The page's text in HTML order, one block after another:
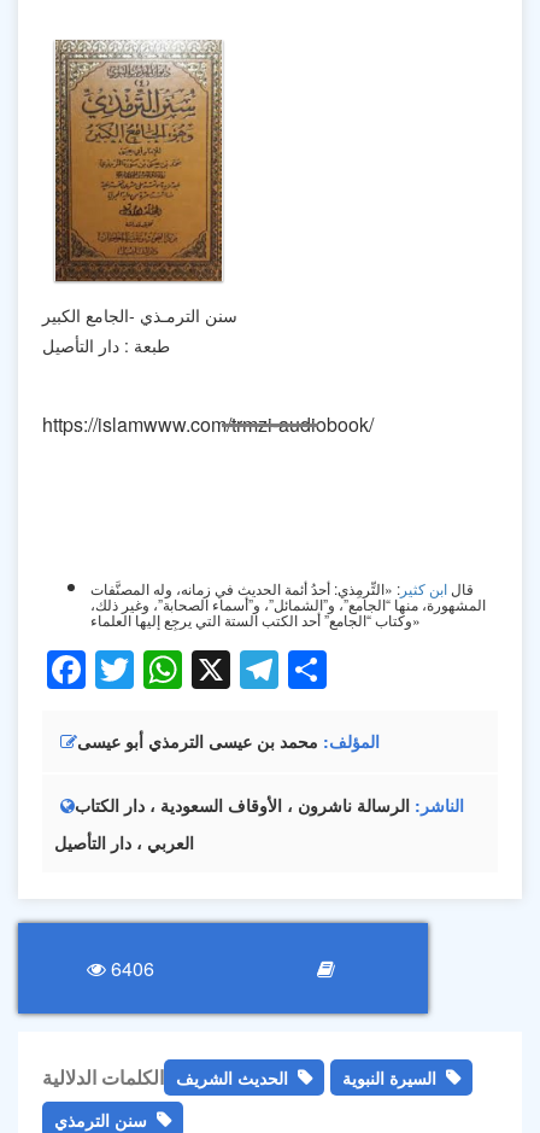
سنن الترمـذي -الجامع الكبير
طبعة : دار التأصيل
https://islamwww.com/trmzi-audiobook/
قال ابن كثير : «التِّرمِذي: أحدُ أئمة الحديث في زمانه، وله المصنَّفات
المشهورة، منها “الجامع”، و”الشمائل”، و”أسماء الصحابة”، وغير ذلك،
وكتاب “الجامع” أحد الكتب الستة التي يرجِع إليها العلماء»
Facebook
Twitter
WhatsApp
X Telegram
المؤلف محمد بن عيسى الترمذي أبو عيسى
الناشر
الرسالة ناشرون ، الأوقاف السعودية ، دار الكتاب
العربي ، دار التأصيل
6406
الكلمات الدلالية الحديث الشريف
السيرة النبوية
سنن الترمذي